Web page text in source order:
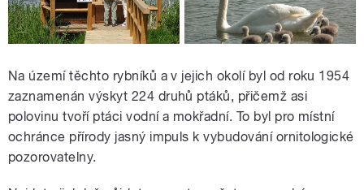
Na území těchto rybníků a v jejich okolí byl od roku 1954
zaznamenán výskyt 224 druhů ptáků, přičemž asi
polovinu tvoří ptáci vodní a mokřadní. To byl pro místní
ochránce přírody jasný impuls k vybudování ornitologické
pozorovatelny.